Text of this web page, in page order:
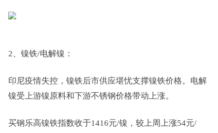
2、镍铁/电解镍：
印尼疫情失控，镍铁后市供应堪忧支撑镍铁价格。电解
镍受上游镍原料和下游不锈钢价格带动上涨。
买钢乐高镍铁指数收于1416元/镍，较上周上涨54元/